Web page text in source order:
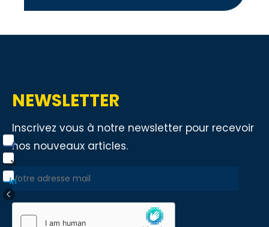
NEWSLETTER
Inscrivez vous à notre newsletter pour recevoir
nos nouveaux articles.